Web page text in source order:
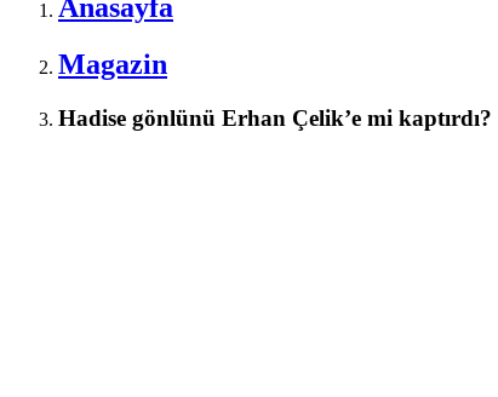
Anasayfa
Magazin
Hadise gönlünü Erhan Çelik’e mi kaptırdı?